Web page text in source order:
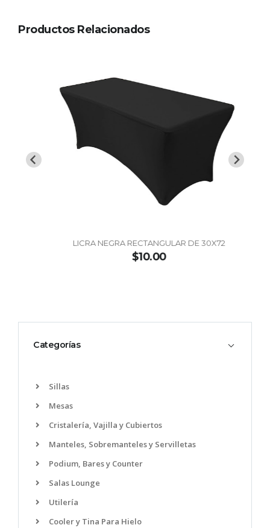
Productos Relacionados
LICRA NEGRA RECTANGULAR DE 30X72
$10.00
Categorías
Sillas
Mesas
Cristalería, Vajilla y Cubiertos
Manteles, Sobremanteles y Servilletas
Podium, Bares y Counter
Salas Lounge
Utilería
Cooler y Tina Para Hielo